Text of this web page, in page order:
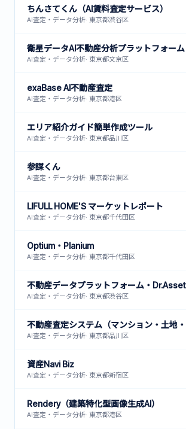
ちんさてくん（AI賃料査定サービス）
AI査定・データ分析· 東京都渋谷区
衛星データAI不動産分析プラットフォーム
AI査定・データ分析· 東京都文京区
exaBase AI不動産査定
AI査定・データ分析· 東京都港区
エリア紹介ガイド簡単作成ツール
AI査定・データ分析· 東京都品川区
参謀くん
AI査定・データ分析· 東京都台東区
LIFULL HOME'S マーケットレポート
AI査定・データ分析· 東京都千代田区
Optium・Planium
AI査定・データ分析· 東京都千代田区
不動産データプラットフォーム・Dr.Asset
AI査定・データ分析· 東京都渋谷区
AI査定・データ分析· 東京都品川区
資産Navi Biz
AI査定・データ分析· 東京都新宿区
Rendery（建築特化型画像生成AI）
AI査定・データ分析· 東京都港区